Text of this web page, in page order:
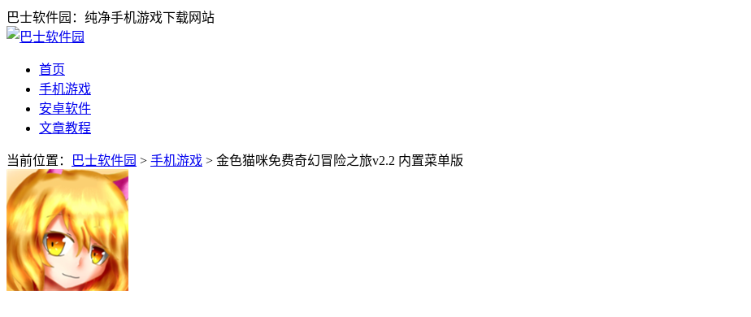
巴士软件园：纯净手机游戏下载网站
首页
手机游戏
安卓软件
文章教程
当前位置： 巴士软件园 > 手机游戏 > 金色猫咪免费奇幻冒险之旅v2.2 内置菜单版